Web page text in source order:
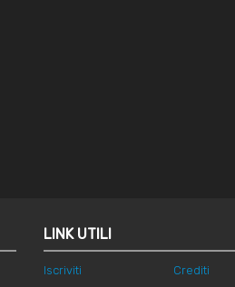
LINK UTILI
Iscriviti Crediti